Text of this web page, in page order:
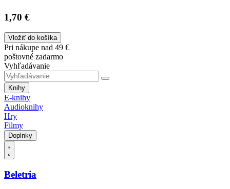
1,70 €
Vložiť do košíka
Pri nákupe nad 49 €
poštovné zadarmo
Vyhľadávanie
Knihy
E-knihy
Audioknihy
Hry
Filmy
Doplnky
Beletria